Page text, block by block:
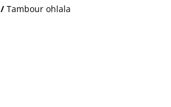
/ Tambour ohlala